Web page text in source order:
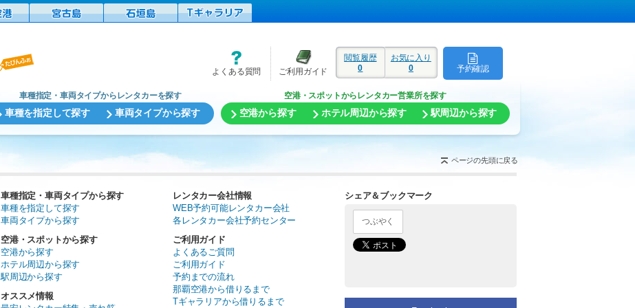
予約確認
閲覧履歴
0
お気に入り
0
よくある質問 ご利用ガイド
車種指定・車両タイプからレンタカーを探す
車種を指定して探す 車両タイプから探す
空港・スポットからレンタカー営業所を探す
空港から探す ホテル周辺から探す 駅周辺から探す
ページの先頭に戻る
車種指定・車両タイプから探す
車種を指定して探す
車両タイプから探す
空港・スポットから探す
空港から探す
ホテル周辺から探す
駅周辺から探す
オススメ情報
レンタカー会社情報
WEB予約可能レンタカー会社
各レンタカー会社予約センター
ご利用ガイド
よくあるご質問
ご利用ガイド
予約までの流れ
那覇空港から借りるまで
Tギャラリアから借りるまで
シェア＆ブックマーク